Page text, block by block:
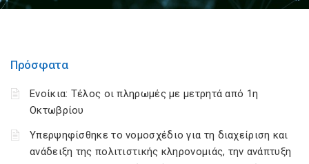
Πρόσφατα
Ενοίκια: Τέλος οι πληρωμές με μετρητά από 1η
Οκτωβρίου
Υπερψηφίσθηκε το νομοσχέδιο για τη διαχείριση και
ανάδειξη της πολιτιστικής κληρονομιάς, την ανάπτυξη